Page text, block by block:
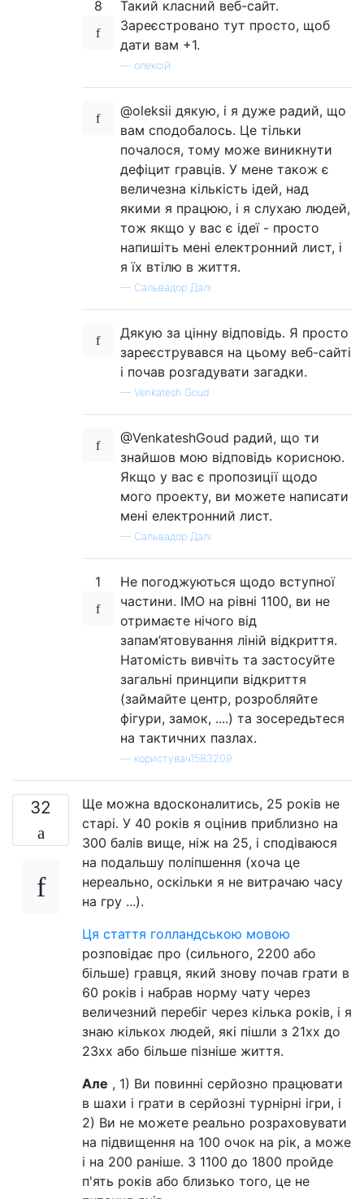
8
Такий класний веб-сайт.
Зареєстровано тут просто, щоб
дати вам +1.
олексій
@oleksii дякую, і я дуже радий, що
вам сподобалось. Це тільки
почалося, тому може виникнути
дефіцит гравців. У мене також є
величезна кількість ідей, над
якими я працюю, і я слухаю людей,
тож якщо у вас є ідеї - просто
напишіть мені електронний лист, і
я їх втілю в життя.
— Сальвадор Далі
Дякую за цінну відповідь. Я просто
зареєструвався на цьому веб-сайті
і почав розгадувати загадки.
— Venkatesh Goud
@VenkateshGoud радий, що ти
знайшов мою відповідь корисною.
Якщо у вас є пропозиції щодо
мого проекту, ви можете написати
мені електронний лист.
— Сальвадор Далі
1
Не погоджуються щодо вступної
частини. IMO на рівні 1100, ви не
отримаєте нічого від
запам’ятовування ліній відкриття.
Натомість вивчіть та застосуйте
загальні принципи відкриття
(займайте центр, розробляйте
фігури, замок, ....) та зосередьтеся
на тактичних пазлах.
користувач1583209
32
Ще можна вдосконалитись, 25 років не
старі. У 40 років я оцінив приблизно на
300 балів вище, ніж на 25, і сподіваюся
на подальшу поліпшення (хоча це
нереально, оскільки я не витрачаю часу
на гру ...).
Ця стаття голландською мовою
розповідає про (сильного, 2200 або
більше) гравця, який знову почав грати в
60 років і набрав норму чату через
величезний перебіг через кілька років, і я
знаю кількох людей, які пішли з 21xx до
23xx або більше пізніше життя.
Але , 1) Ви повинні серйозно працювати
в шахи і грати в серйозні турнірні ігри, і
2) Ви не можете реально розраховувати
на підвищення на 100 очок на рік, а може
і на 200 раніше. З 1100 до 1800 пройде
п'ять років або близько того, це не